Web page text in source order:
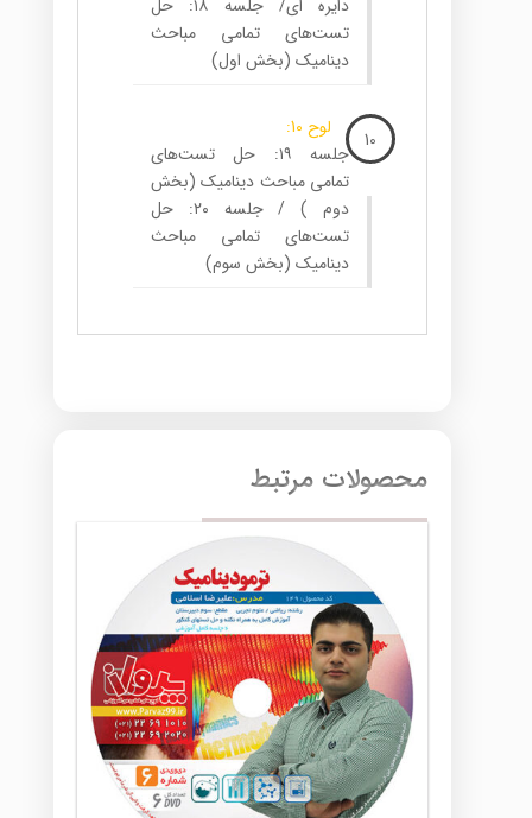
دایره ای/ جلسه ۱۸: حل
تست‌های تمامی مباحث
دینامیک (بخش اول)
10
لوح 10:
جلسه ۱۹: حل تست‌های
تمامی مباحث دینامیک (بخش
دوم ) / جلسه ۲۰: حل
تست‌های تمامی مباحث
دینامیک (بخش سوم)
محصولات مرتبط